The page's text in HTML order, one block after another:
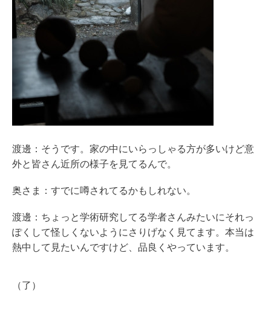
渡邊：そうです。家の中にいらっしゃる方が多いけど意
外と皆さん近所の様子を見てるんで。
奥さま：すでに噂されてるかもしれない。
渡邊：ちょっと学術研究してる学者さんみたいにそれっ
ぽくして怪しくないようにさりげなく見てます。本当は
熱中して見たいんですけど、品良くやっています。
（了）